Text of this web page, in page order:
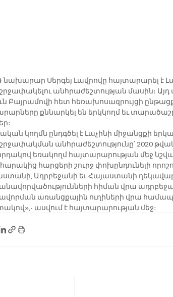
նախարար Սերգեյ Լավրովը հայտարարել է
անհրաժեշտության մասին։ Այդ
Բայրամովի հետ հեռախոսազրույցի
քննարկել են երկկողմ եւ
կողմն ընդգծել է Լաչինի միջանցքի
անհրաժեշտությունը՝ 2020
եռակողմ հայտարարության մեջ
հարակից հարցերի շուրջ փոխընդունելի
Ադրբեջանի եւ Հայաստանի
հիման վրա
առանցքային ուղիների վրա
ասվում է հայտարարության մեջ։